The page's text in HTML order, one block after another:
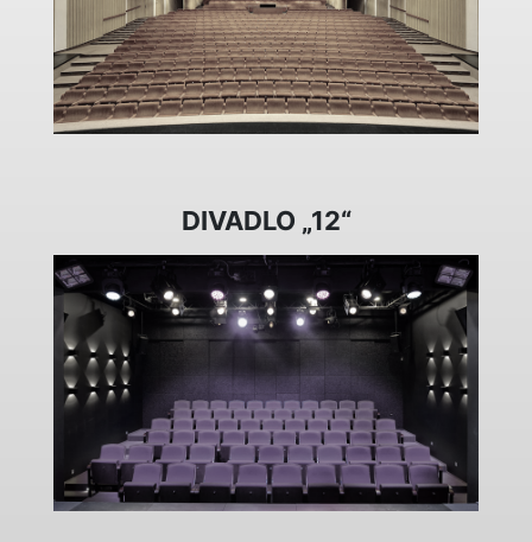
DIVADLO „12“